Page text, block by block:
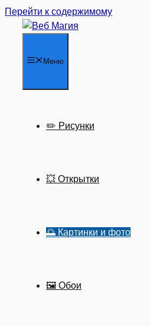
Перейти к содержимому
Меню
✏️ Рисунки
💥 Открытки
🌅 Картинки и фото
🖼 Обои